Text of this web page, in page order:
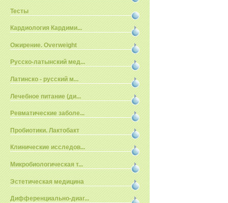
Тесты
Кардиология Кардими...
Ожирение. Overweight
Русско-латынский мед...
Латинско - русский м...
Лечебное питание (ди...
Ревматические заболе...
Пробиотики. Лактобакт
Клинические исследов...
Микробиологическая т...
Эстетическая медицина
Дифференциально-диаг...